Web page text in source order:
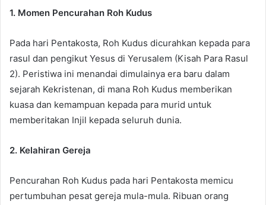
1. Momen Pencurahan Roh Kudus
Pada hari Pentakosta, Roh Kudus dicurahkan kepada para
rasul dan pengikut Yesus di Yerusalem (Kisah Para Rasul
2). Peristiwa ini menandai dimulainya era baru dalam
sejarah Kekristenan, di mana Roh Kudus memberikan
kuasa dan kemampuan kepada para murid untuk
memberitakan Injil kepada seluruh dunia.
2. Kelahiran Gereja
Pencurahan Roh Kudus pada hari Pentakosta memicu
pertumbuhan pesat gereja mula-mula. Ribuan orang